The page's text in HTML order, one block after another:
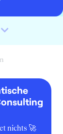
nichts 🚀